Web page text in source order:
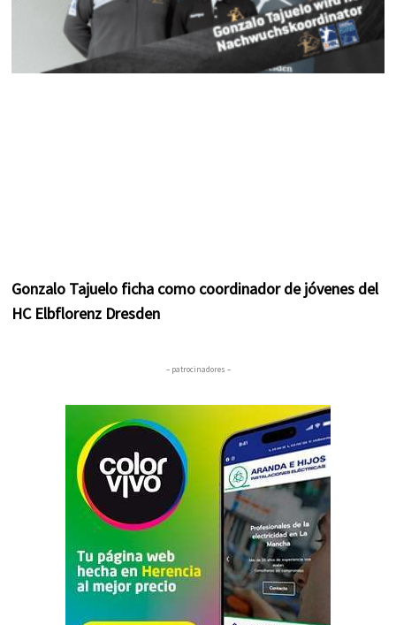
Gonzalo Tajuelo ficha como coordinador de jóvenes del
HC Elbflorenz Dresden
– patrocinadores –